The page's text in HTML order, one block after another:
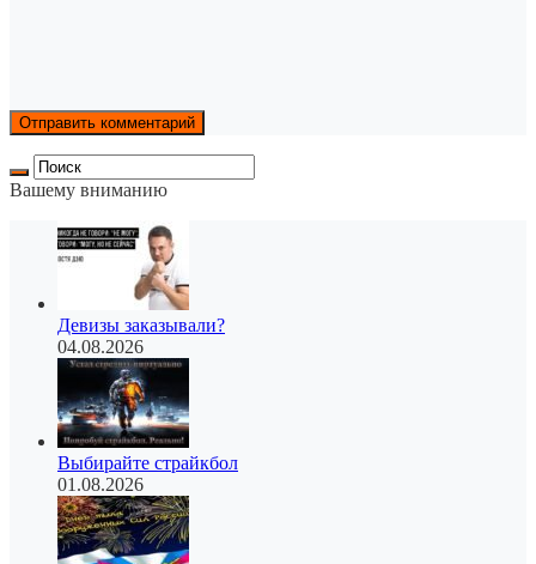
Вашему вниманию
Девизы заказывали?
04.08.2026
Выбирайте страйкбол
01.08.2026